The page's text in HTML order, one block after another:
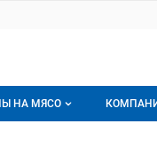
meatinfo.ru
meatinfo.ru
НА МЯСО